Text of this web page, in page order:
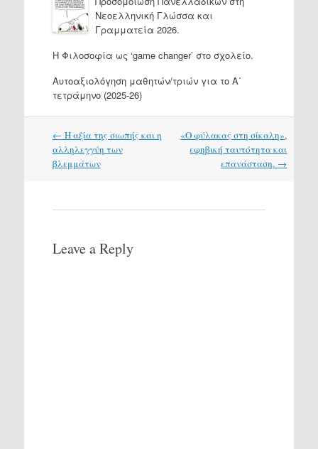
Νεοελληνική Γλώσσα και
Γραμματεία 2026.
H Φιλοσοφία ως ‘game changer’ στο σχολείο.
Αυτοαξιολόγηση μαθητών/τριών για το Α΄
τετράμηνο (2025-26)
Post
navigation
← Η αξία της σιωπής και η
αλληλεγγύη των
βλεμμάτων
«Ο φύλακας στη σίκαλη»,
εφηβική ταυτότητα και
επανάσταση. →
Leave a Reply